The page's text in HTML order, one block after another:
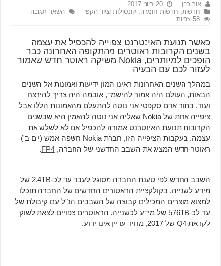
אור כהן
20 ביוני 2017
חדשות, חדשות חומרה, קונסולות וציוד הקפי
השאר תגובה
58 צפיות
כאשר תנועת האינטרנט צפוייה להכפיל את עצמה
בשנים הקרובות ראוטרים מהתקופה האחרונה כבר
הופכים למיותרים, Nokia משיקה ראוטר חדש שאמור
לעזור לכם עם הבעיה
במהלך השנים האחרונות ראינו המון ידיעות ואמונות אל השנים
הבאות, העולם היה אמור להישמד, אובמה היה צריך להירצח
ועוד. בתור אדם סקפטי אני נוטה להתעלם מהאמונות הללו אבל
ציפייה אחת של Nokia שאליה אני נוטה להאמין היא שבשנים
הקרובות תנועת האינטרנט אמורה להכפיל אם לא לשלש את
עצמה. בעקבות הציפייה הזו, חברת Nokia חשפה אמש (יום ב')
ראוטר חדש המציג את השבב החדשני של החברה, FP4
.
השבב החדש לפי טענת החברה מסוגל לעבד עד לכ-2.4TB של
מידע לשנייה. בקולקציית הראטורים החדשים של החברה תוכלו
למצוא מוצרים המכילים קבוצה של השבבים הנ"ל עם קיבולת של
עד לכ-576TB של מידע לכשנייה. הראוטרים צפויים לצאת לשוק
לקראת Q4 של 2017, מחיר עדיין אינו ידוע.